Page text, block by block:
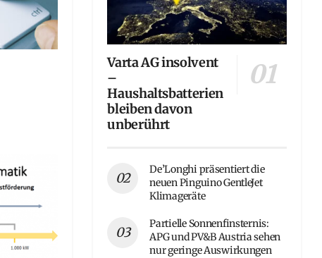
Varta AG insolvent
–
Haushaltsbatterien
bleiben davon
unberührt
De’Longhi präsentiert die
neuen Pinguino GentleJet
Klimageräte
Partielle Sonnenfinsternis:
APG und PV&B Austria sehen
nur geringe Auswirkungen